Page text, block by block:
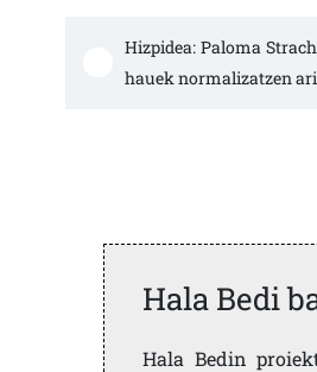
Hizpidea: Paloma
hauek normalizatzen
Hala Bedi
Hala Bedin